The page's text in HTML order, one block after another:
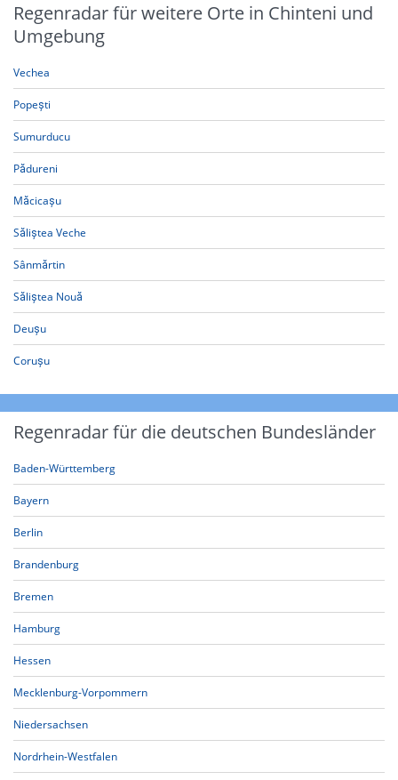
Regenradar für weitere Orte in Chinteni und
Umgebung
Vechea
Popești
Sumurducu
Pădureni
Măcicașu
Săliștea Veche
Sânmărtin
Săliștea Nouă
Deușu
Corușu
Regenradar für die deutschen Bundesländer
Baden-Württemberg
Bayern
Berlin
Brandenburg
Bremen
Hamburg
Hessen
Mecklenburg-Vorpommern
Niedersachsen
Nordrhein-Westfalen